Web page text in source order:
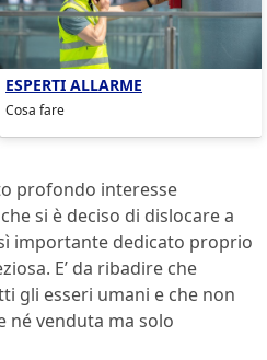
anche dei più piccoli,
cooking. Peraltro
prevista una esposizione
dell’acqua
in maniera divertente e
profondo interesse
si è deciso di dislocare a
importante dedicato proprio
E’ da ribadire che
gli esseri umani e che non
né venduta ma solo
ESPERTI ALLARME
Cosa fare